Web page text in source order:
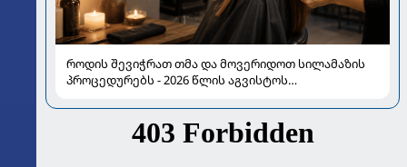
როდის შევიჭრათ თმა და მოვერიდოთ სილამაზის
პროცედურებს - 2026 წლის აგვისტოს